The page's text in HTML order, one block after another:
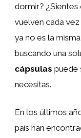
dormir? ¿Sientes
vuelven cada
ya no es la
buscando una
cápsulas puede
necesitas.
En los últimos
país han